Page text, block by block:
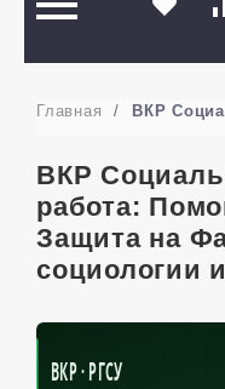
Главная / ВКР
ВКР
работа:
Защита на
социологии
ВКР · РГСУ